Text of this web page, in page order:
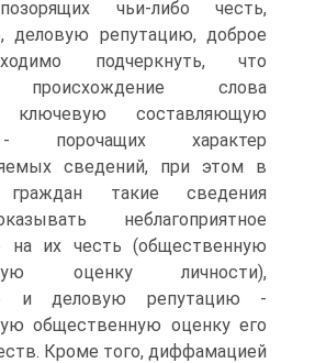
чьи-либо честь,
деловую репутацию, доброе
подчеркнуть, что
происхождение слова
ключевую составляющую
порочащих характер
сведений, при этом в
граждан такие сведения
неблагоприятное
на их честь (общественную
оценку личности),
и деловую репутацию -
общественную оценку его
Кроме того, диффамацией